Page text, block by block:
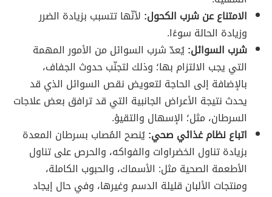
الامتناع عن شرب الكحول: لأنّها تتسبب بزيادة الضرر
وزيادة الحالة سوءًا.
شرب السوائل:يُعدّ شرب السوائل من الأمور المهمة
التي يجب الالتزام بها؛ وذلك لتجنّب حدوث الجفاف،
بالإضافة إلى الحاجة لتعويض نقص السوائل الذي قد
يحدث نتيجة الأعراض الجانبية التي قد ترافق بعض علاجات
السرطان، مثل؛ الإسهال والتقيؤ.
اتباع نظام غذائي صحي:يُنصح المُصاب بسرطان المعدة
بزيادة تناول الخضراوات والفواكه، والحرص على تناول
الأطعمة الصحية مثل: الأسماك، والحبوب الكاملة،
ومنتجات الألبان قليلة الدسم وغيرها، وفي حال إيجاد